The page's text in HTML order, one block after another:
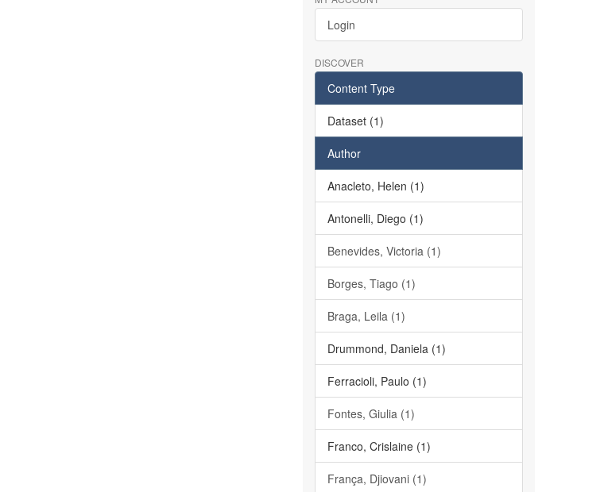
Login
DISCOVER
Content Type
Dataset (1)
Author
Anacleto, Helen (1)
Antonelli, Diego (1)
Benevides, Victoria (1)
Borges, Tiago (1)
Braga, Leila (1)
Drummond, Daniela (1)
Ferracioli, Paulo (1)
Fontes, Giulia (1)
Franco, Crislaine (1)
França, Djiovani (1)